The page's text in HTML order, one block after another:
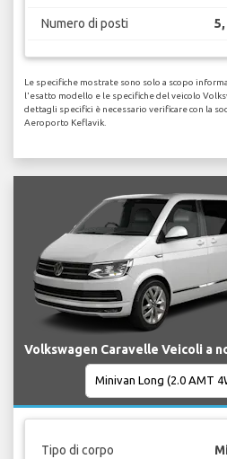
Numero di posti 5,
Le specifiche mostrate sono solo a scopo
l'esatto modello e le specifiche del veicolo
dettagli specifici è necessario verificare con la
Aeroporto Keflavik.
Volkswagen Caravelle Veicoli a
Tipo di corpo